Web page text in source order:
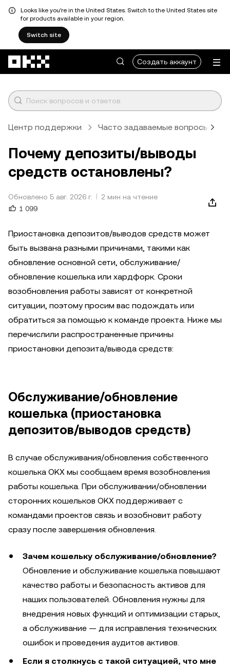
Looks like you're in the United States. Switch to the United States site
for products available in your region.
Switch site
Создать аккаунт
Центр поддержки Часто задаваемые вопросы
Почему депозиты/выводы
средств остановлены?
Обновлено 5 авг. 2026 г.
2 мин на чтение
1 099
Приостановка депозитов/выводов средств может
быть вызвана разными причинами, такими как
обновление основной сети, обслуживание/
обновление кошелька или хардфорк. Сроки
возобновления работы зависят от конкретной
ситуации, поэтому просим вас подождать или
обратиться за помощью к команде проекта. Ниже мы
перечислили распространенные причины
приостановки депозита/вывода средств:
Обслуживание/обновление
кошелька (приостановка
депозитов/выводов средств)
В случае обслуживания/обновления собственного
кошелька OKX мы сообщаем время возобновления
работы кошелька. При обслуживании/обновлении
сторонних кошельков OKX поддерживает с
командами проектов связь и возобновит работу
сразу после завершения обновления.
Зачем кошельку обслуживание/обновление?
Обновление и обслуживание кошелька повышают
качество работы и безопасность активов для
наших пользователей. Обновления нужны для
внедрения новых функций и оптимизации старых,
а обслуживание — для исправления технических
ошибок и проведения аудитов активов.
Если я столкнусь с такой ситуацией, что мне